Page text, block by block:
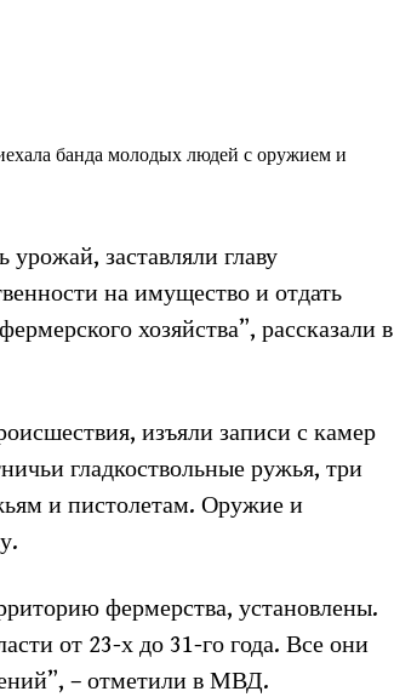
банда молодых людей с оружием и
заставляли главу
на имущество и отдать
хозяйства”, рассказали в
изъяли записи с камер
гладкоствольные ружья, три
и пистолетам. Оружие и
фермерства, установлены.
от 23-х до 31-го года. Все они
– отметили в МВД.